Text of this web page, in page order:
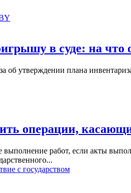
в суде: на что
утверждении плана
операции,
выполнение работ, если акты
с государством